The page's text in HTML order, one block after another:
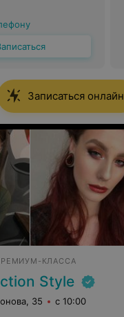
Записаться онлайн
КЛАССА
Style
35 с 10:00